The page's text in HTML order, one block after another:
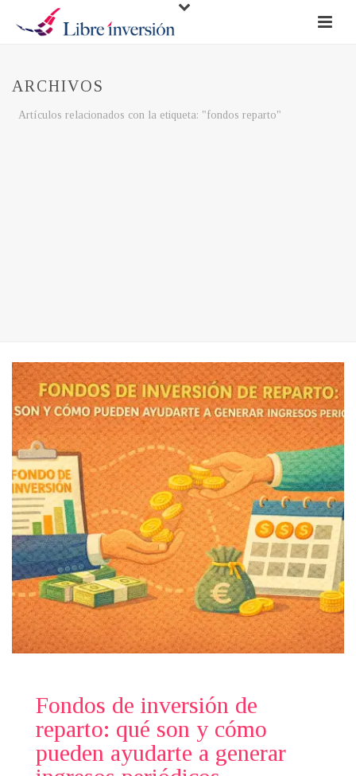
ARCHIVOS
Artículos relacionados con la etiqueta: "fondos reparto"
Fondos de inversión de
reparto: qué son y cómo
pueden ayudarte a generar